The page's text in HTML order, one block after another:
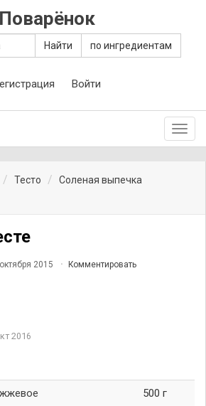
Поварёнок
Найти по ингредиентам
Войти
Тесто
Соленая выпечка
2015 Комментировать
2016
500 г